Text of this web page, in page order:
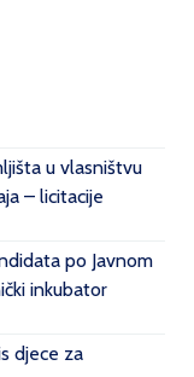
u vlasništvu
– licitacije
po Javnom
inkubator
djece za